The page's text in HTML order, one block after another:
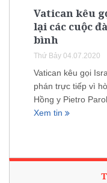
Vatican kêu
lại các cuộc
bình
Thứ Bảy 04.07.2020
Vatican kêu gọi
phán trực tiếp vì
Hồng y Pietro
Xem tin